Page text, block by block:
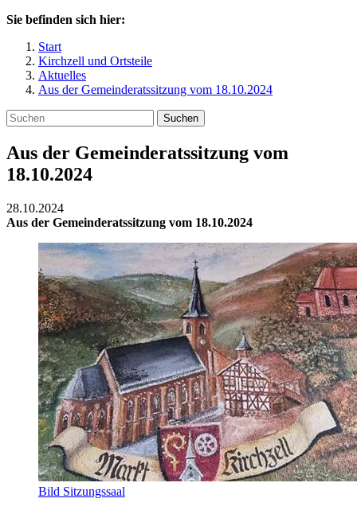
Sie befinden sich hier:
Start
Kirchzell und Ortsteile
Aktuelles
Aus der Gemeinderatssitzung vom 18.10.2024
Suchen
Aus der Gemeinderatssitzung vom
18.10.2024
28.10.2024
Aus der Gemeinderatssitzung vom 18.10.2024
Bild Sitzungssaal